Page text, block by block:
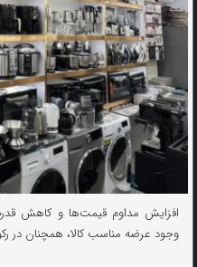
افزایش مداوم قیمت‌ها و کاهش
وجود عرضه مناسب کالا، همچنان در